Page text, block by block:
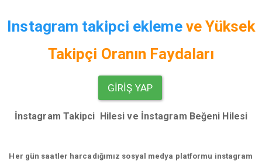
Instagram takipci eklemeveYüksek
Takipçi Oranın Faydaları
GIRIŞ YAP
İnstagram Takipci Hilesi ve İnstagram Beğeni Hilesi
Her gün saatler harcadığımız sosyal medya platformu instagram